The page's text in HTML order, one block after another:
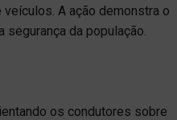
A ação demonstra o
da população.
os condutores sobre